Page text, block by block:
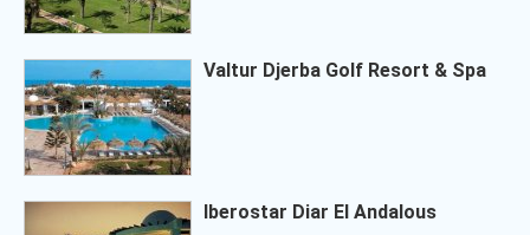
Valtur Djerba Golf Resort & Spa
Iberostar Diar El Andalous